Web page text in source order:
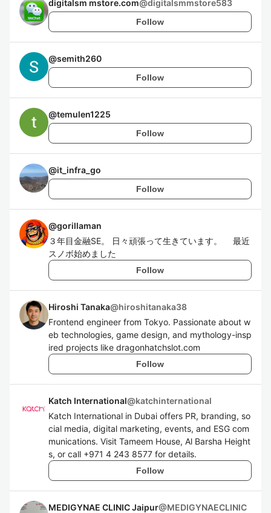
digitalsm mstore.com@digitalsmmstore583
Follow
@semith260
Follow
@temulen1225
Follow
@it_infra_go
Follow
@gorillaman
３年目金融SE。 日々頑張って生きています。 最近
スノボ始めました
Follow
Hiroshi Tanaka@hiroshitanaka38
Frontend engineer from Tokyo. Passionate about w
eb technologies, game design, and mythology-insp
ired projects like dragonhatchslot.com
Follow
Katch International@katchinternational
Katch International in Dubai offers PR, branding, so
cial media, digital marketing, events, and ESG com
munications. Visit Tameem House, Al Barsha Height
s, or call +971 4 243 8577 for details.
Follow
MEDIGYNAE CLINIC Jaipur@MEDIGYNAECLINIC